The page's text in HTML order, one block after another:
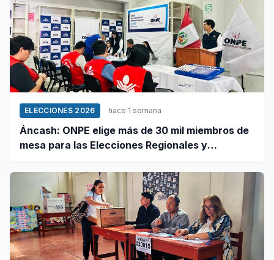
ELECCIONES 2026 hace 1 semana
Áncash: ONPE elige más de 30 mil miembros de
mesa para las Elecciones Regionales y